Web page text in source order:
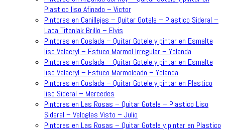
Plastico liso Afinado – Victor
Pintores en Canillejas – Quitar Gotele – Plastico Sideral –
Laca Titanlak Brillo – Elvis
Pintores en Coslada – Quitar Gotele y pintar en Esmalte
liso Valacryl – Estuco Marmol Irregular – Yolanda
Pintores en Coslada – Quitar Gotele y pintar en Esmalte
liso Valacryl – Estuco Marmoleado – Yolanda
Pintores en Coslada – Quitar Gotele y pintar en Plastico
liso Sideral – Mercedes
Pintores en Las Rosas – Quitar Gotele – Plastico Liso
Sideral – Veloglas Visto – Julio
Pintores en Las Rosas – Quitar Gotele y pintar en Plastico